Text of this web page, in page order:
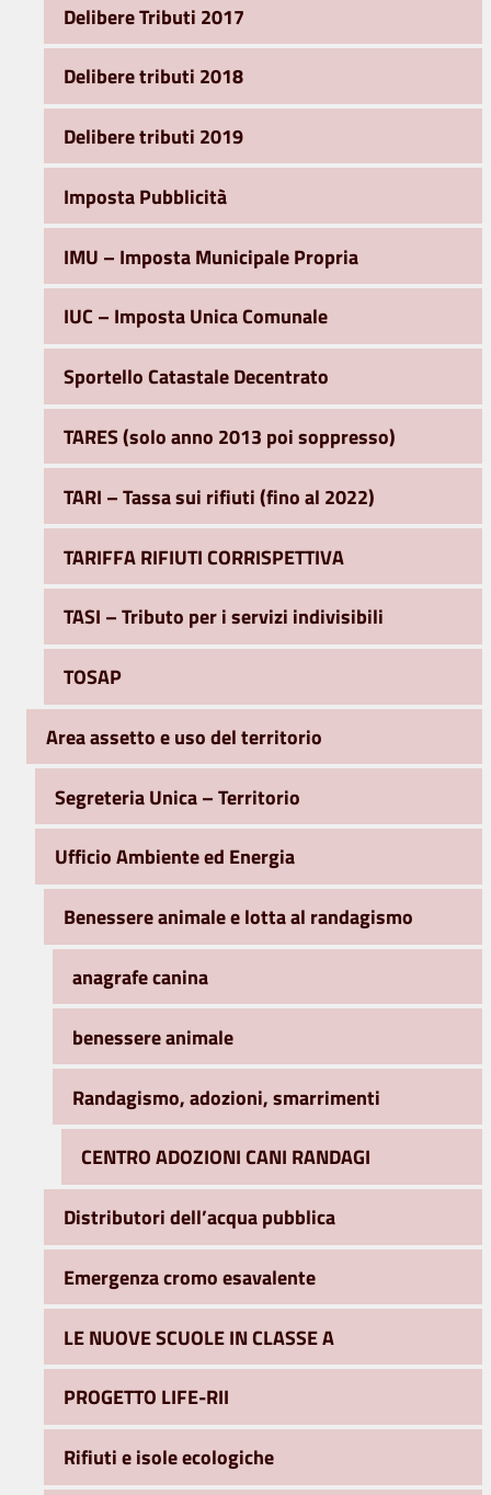
Delibere Tributi 2017
Delibere tributi 2018
Delibere tributi 2019
Imposta Pubblicità
IMU – Imposta Municipale Propria
IUC – Imposta Unica Comunale
Sportello Catastale Decentrato
TARES (solo anno 2013 poi soppresso)
TARI – Tassa sui rifiuti (fino al 2022)
TARIFFA RIFIUTI CORRISPETTIVA
TASI – Tributo per i servizi indivisibili
TOSAP
Area assetto e uso del territorio
Segreteria Unica – Territorio
Ufficio Ambiente ed Energia
Benessere animale e lotta al randagismo
anagrafe canina
benessere animale
Randagismo, adozioni, smarrimenti
CENTRO ADOZIONI CANI RANDAGI
Distributori dell’acqua pubblica
Emergenza cromo esavalente
LE NUOVE SCUOLE IN CLASSE A
PROGETTO LIFE-RII
Rifiuti e isole ecologiche